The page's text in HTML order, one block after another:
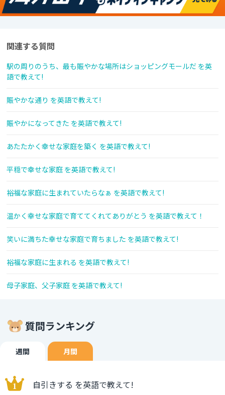
関連する質問
駅の周りのうち、最も賑やかな場所はショッピングモールだ を英
語で教えて!
賑やかな通り を英語で教えて!
賑やかになってきた を英語で教えて!
あたたかく幸せな家庭を築く を英語で教えて!
平穏で幸せな家庭 を英語で教えて!
裕福な家庭に生まれていたらなぁ を英語で教えて!
温かく幸せな家庭で育ててくれてありがとう を英語で教えて！
笑いに満ちた幸せな家庭で育ちました を英語で教えて!
裕福な家庭に生まれる を英語で教えて!
母子家庭、父子家庭 を英語で教えて!
質問ランキング
週間 月間
自引きする を英語で教えて!